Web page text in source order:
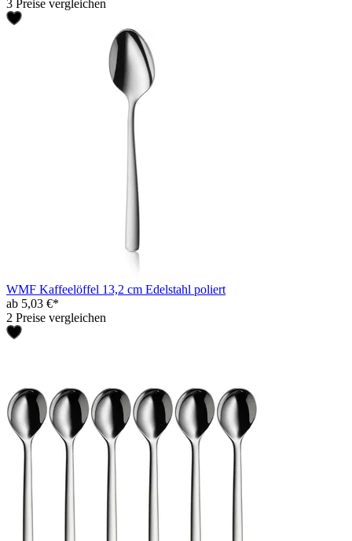
3 Preise vergleichen
WMF Kaffeelöffel 13,2 cm Edelstahl poliert
ab 5,03 €*
2 Preise vergleichen